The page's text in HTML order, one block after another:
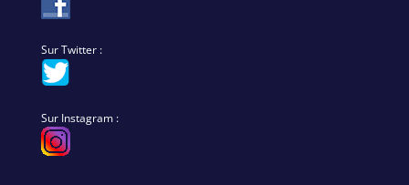
Sur Twitter :
Sur Instagram :